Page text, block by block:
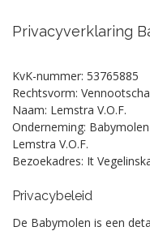
Privacyverklaring
KvK-nummer: 53765885
Rechtsvorm:
Naam: Lemstra V.O.F.
Onderneming:
Lemstra V.O.F.
Bezoekadres: It
Privacybeleid
De Babymolen is een